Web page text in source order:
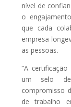
nível de
o
que cada
empresa
as pessoas.
“A
um selo de
compromisso
de trabalho